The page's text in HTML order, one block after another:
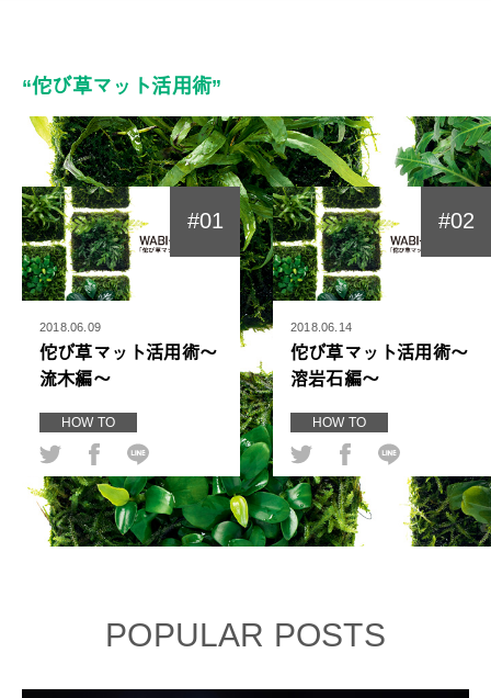
“佗び草マット活用術”
#01
2018.06.09
佗び草マット活用術〜
流木編〜
HOW TO
#02
2018.06.14
佗び草マット活用術〜
溶岩石編〜
HOW TO
POPULAR POSTS